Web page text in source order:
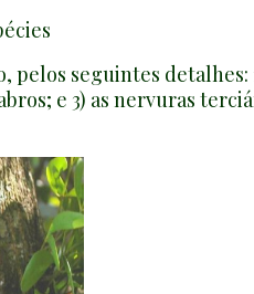
pelos seguintes
e 3) as nervuras